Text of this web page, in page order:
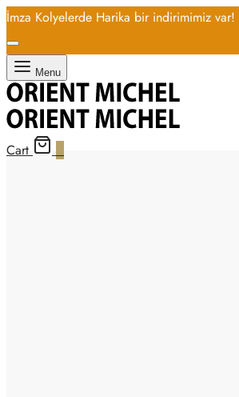
İmza Kolyelerde Harika bir indirimimiz var!
Menu
Cart